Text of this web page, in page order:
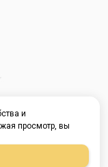
и
просмотр, вы